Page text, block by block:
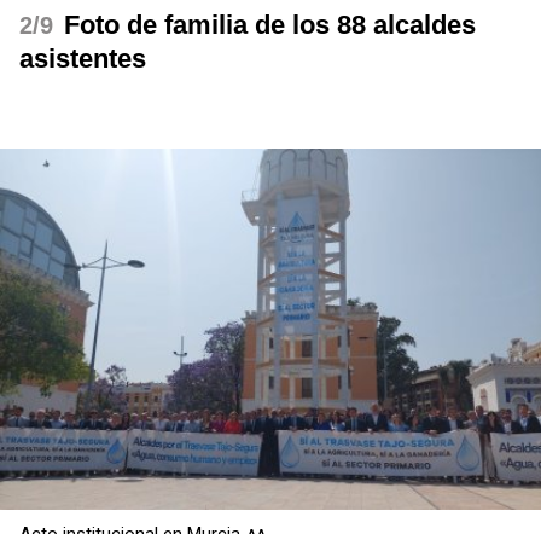
/9 Foto de familia de los 88 alcaldes
asistentes